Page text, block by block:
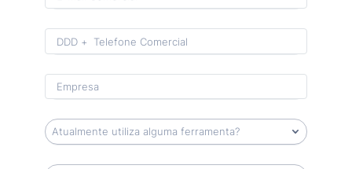
Format: (00) 0 0000-0000.